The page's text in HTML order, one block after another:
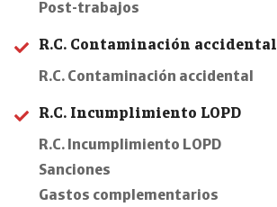
Post-trabajos
R.C. Contaminación accidental
R.C. Contaminación accidental
R.C. Incumplimiento LOPD
R.C. Incumplimiento LOPD
Sanciones
Gastos complementarios